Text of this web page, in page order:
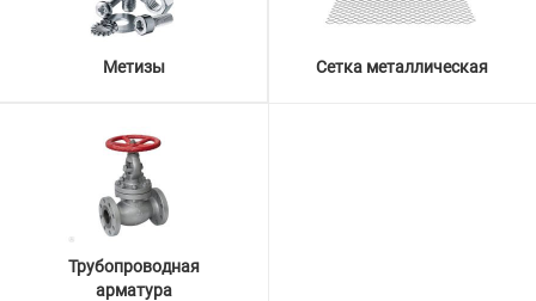
Метизы Сетка металлическая
Трубопроводная
арматура